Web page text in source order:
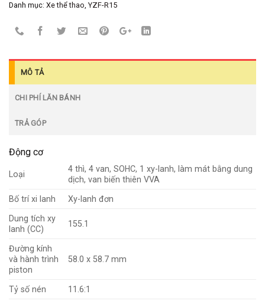
Danh mục: Xe thể thao, YZF-R15
MÔ TẢ
CHI PHÍ LĂN BÁNH
TRẢ GÓP
Động cơ
Loại
4 thì, 4 van, SOHC, 1 xy-lanh, làm mát bằng dung
dịch, van biến thiên VVA
Bố trí xi lanh Xy-lanh đơn
Dung tích xy
lanh (CC)
155.1
Đường kính
và hành trình
piston
58.0 x 58.7 mm
Tỷ số nén 11.6:1